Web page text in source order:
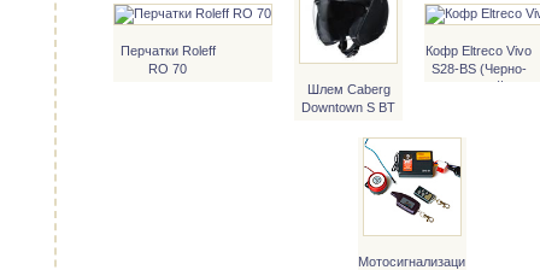
Перчатки Roleff
RO 70
Шлем Caberg
Downtown S BT
Кофр Eltreco Vivo
S28-BS (Черно-
матовый)
Мотосигнализаци